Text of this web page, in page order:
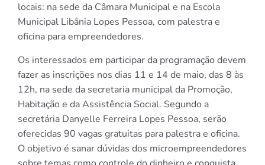
locais: na sede da Câmara Municipal e na Escola
Municipal Libânia Lopes Pessoa, com palestra e
oficina para empreendedores.
Os interessados em participar da programação devem
fazer as inscrições nos dias 11 e 14 de maio, das 8 às
12h, na sede da secretaria municipal da Promoção,
Habitação e da Assistência Social. Segundo a
secretária Danyelle Ferreira Lopes Pessoa, serão
oferecidas 90 vagas gratuitas para palestra e oficina.
O objetivo é sanar dúvidas dos microempreendedores